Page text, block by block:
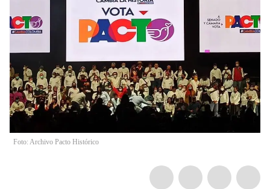
Foto: Archivo Pacto Histórico